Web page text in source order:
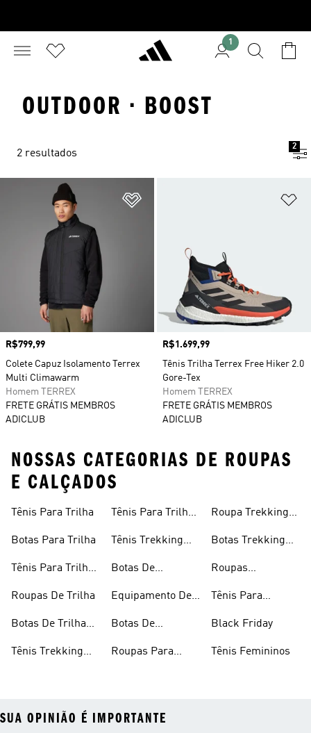
1
OUTDOOR · BOOST
2 resultados
2
Preço
R$799,99
Colete Capuz Isolamento Terrex
Multi Climawarm
Homem TERREX
FRETE GRÁTIS MEMBROS
ADICLUB
Preço
R$1.699,99
Tênis Trilha Terrex Free Hiker 2.0
Gore-Tex
Homem TERREX
FRETE GRÁTIS MEMBROS
ADICLUB
NOSSAS CATEGORIAS DE ROUPAS
E CALÇADOS
Tênis Para Trilha
Botas Para Trilha
Tênis Para Trilha
Roupas De Trilha
Botas De Trilha
Tênis Trekking
Tênis Para Trilha
Tênis Trekking
Botas De
Femininas
Equipamento De
Botas De
Roupas Para
Roupa Trekking
Botas Trekking
Roupas
Trilha
Tênis Para
Trekking
Black Friday
Tênis Femininos
SUA OPINIÃO É IMPORTANTE